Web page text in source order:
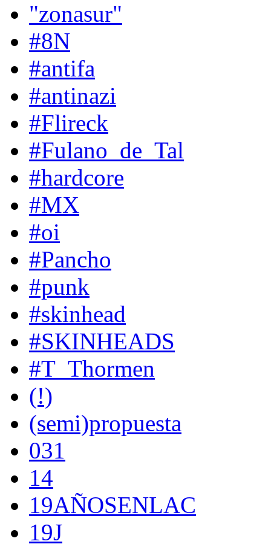
"zonasur"
#8N
#antifa
#antinazi
#Flireck
#Fulano_de_Tal
#hardcore
#MX
#oi
#Pancho
#punk
#skinhead
#SKINHEADS
#T_Thormen
(!)
(semi)propuesta
031
14
19AÑOSENLAC
19J